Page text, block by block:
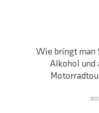
Wie bringt man
Alkohol und